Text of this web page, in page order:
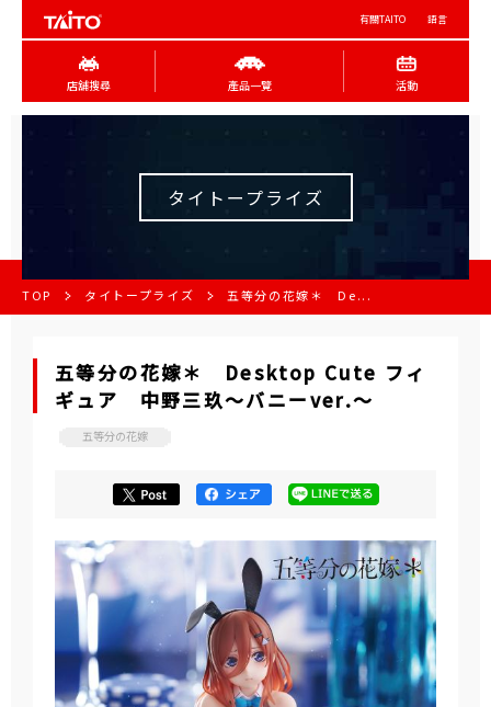
有關TAITO 語言
店舖搜尋 產品一覽 活動
タイトープライズ
TOP タイトープライズ 五等分の花嫁＊ De...
五等分の花嫁＊ Desktop Cute フィ
ギュア 中野三玖～バニーver.～
五等分の花嫁